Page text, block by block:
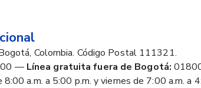
Colombia. Código Postal 111321.
— Línea gratuita fuera de Bogotá:
8:00 a.m. a 5:00 p.m. y viernes de 7:00 a.m. a